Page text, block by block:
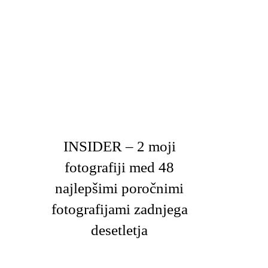
INSIDER – 2 moji
fotografiji med 48
najlepšimi poročnimi
fotografijami zadnjega
desetletja